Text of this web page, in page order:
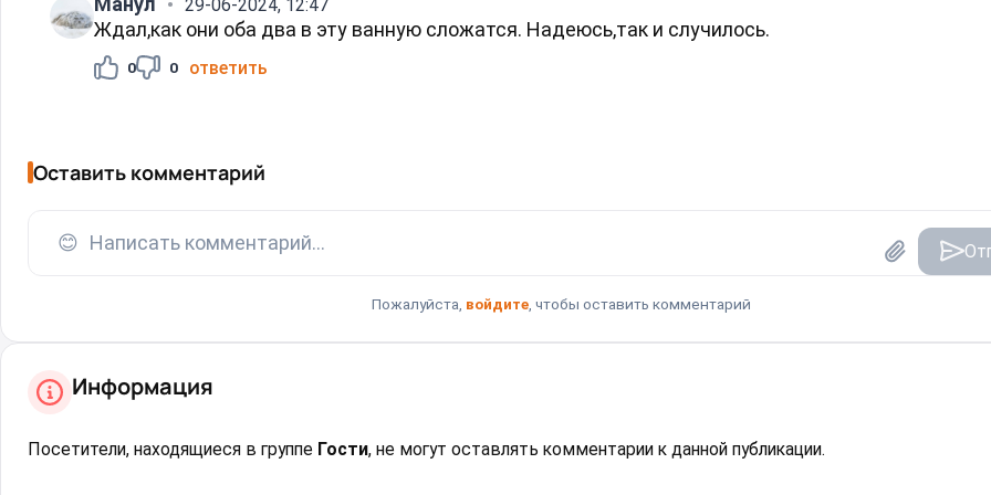
29-06-2024, 12:47
Ждал,как они оба два в эту ванную сложатся. Надеюсь,так и случилось.
0 0 ответить
Оставить комментарий
😊 Написать комментарий...
Пожалуйста, войдите, чтобы оставить комментарий
Информация
Посетители, находящиеся в группе Гости, не могут оставлять комментарии к данной публикации.